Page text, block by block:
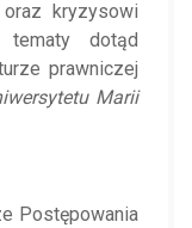
kryzysowi
dotąd
prawniczej
Marii
Postępowania